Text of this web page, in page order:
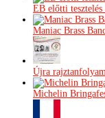
EB előtti
Maniac Brass
Újra
Michelin